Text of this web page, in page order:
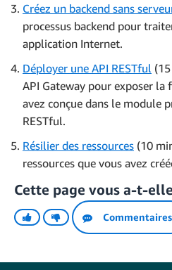
Créez un backend sans
processus backend pour
application Internet.
Déployer une API RESTful
API Gateway pour exposer la
avez conçue dans le module
RESTful.
Résilier des ressources (10
ressources que vous avez
Cette page vous a-t-
Commentaires